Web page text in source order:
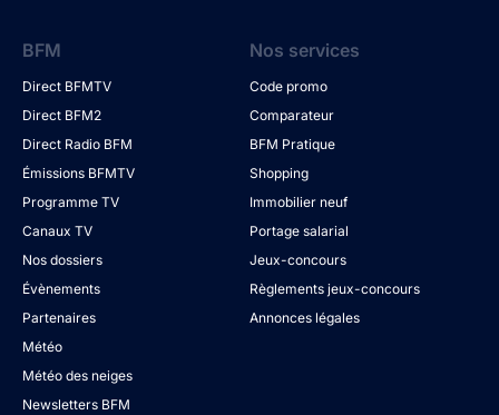
BFM
Direct BFMTV
Direct BFM2
Direct Radio BFM
Émissions BFMTV
Programme TV
Canaux TV
Nos dossiers
Évènements
Partenaires
Météo
Météo des neiges
Newsletters BFM
Nos services
Code promo
Comparateur
BFM Pratique
Shopping
Immobilier neuf
Portage salarial
Jeux-concours
Règlements jeux-concours
Annonces légales